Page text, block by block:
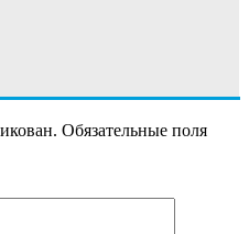
Обязательные поля